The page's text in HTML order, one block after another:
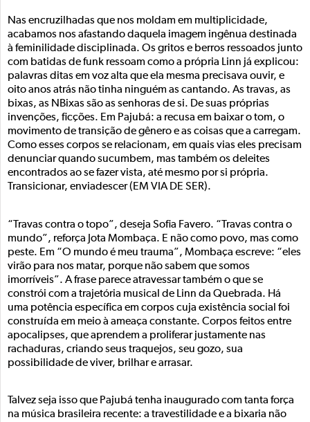
Nas encruzilhadas que nos moldam em multiplicidade,
acabamos nos afastando daquela imagem ingênua destinada
à feminilidade disciplinada. Os gritos e berros ressoados junto
com batidas de funk ressoam como a própria Linn já explicou:
palavras ditas em voz alta que ela mesma precisava ouvir, e
oito anos atrás não tinha ninguém as cantando. As travas, as
bixas, as NBixas são as senhoras de si. De suas próprias
invenções, ficções. Em Pajubá: a recusa em baixar o tom, o
movimento de transição de gênero e as coisas que a carregam.
Como esses corpos se relacionam, em quais vias eles precisam
denunciar quando sucumbem, mas também os deleites
encontrados ao se fazer vista, até mesmo por si própria.
Transicionar, enviadescer (EM VIA DE SER).
“Travas contra o topo”, deseja Sofia Favero. “Travas contra o
mundo”, reforça Jota Mombaça. E não como povo, mas como
peste. Em “O mundo é meu trauma”, Mombaça escreve: “eles
virão para nos matar, porque não sabem que somos
imorríveis”. A frase parece atravessar também o que se
constrói com a trajetória musical de Linn da Quebrada. Há
uma potência específica em corpos cuja existência social foi
construída em meio à ameaça constante. Corpos feitos entre
apocalipses, que aprendem a proliferar justamente nas
rachaduras, criando seus traquejos, seu gozo, sua
possibilidade de viver, brilhar e arrasar.
Talvez seja isso que Pajubá tenha inaugurado com tanta força
na música brasileira recente: a travestilidade e a bixaria não